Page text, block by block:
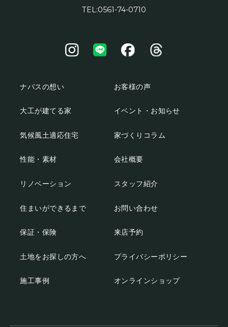
TEL:0561-74-0710
ナパスの想い
大工が建てる家
気候風土適応住宅
性能・素材
リノベーション
住まいができるまで
保証・保険
土地をお探しの方へ
施工事例
お客様の声
イベント・お知らせ
家づくりコラム
会社概要
スタッフ紹介
お問い合わせ
来店予約
プライバシーポリシー
オンラインショップ